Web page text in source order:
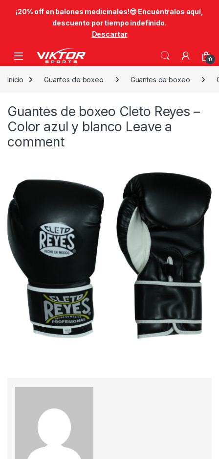
​¡20% off en balones medicinales!😎​ Encuéntralos aquí,
descuento por tiempo indefinido.
Descartar
Skip to navigation
Skip to content
0
Inicio Guantes de boxeo Guantes de boxeo
Guantes de boxeo Cleto Reyes –
Color azul y blanco Leave a
comment